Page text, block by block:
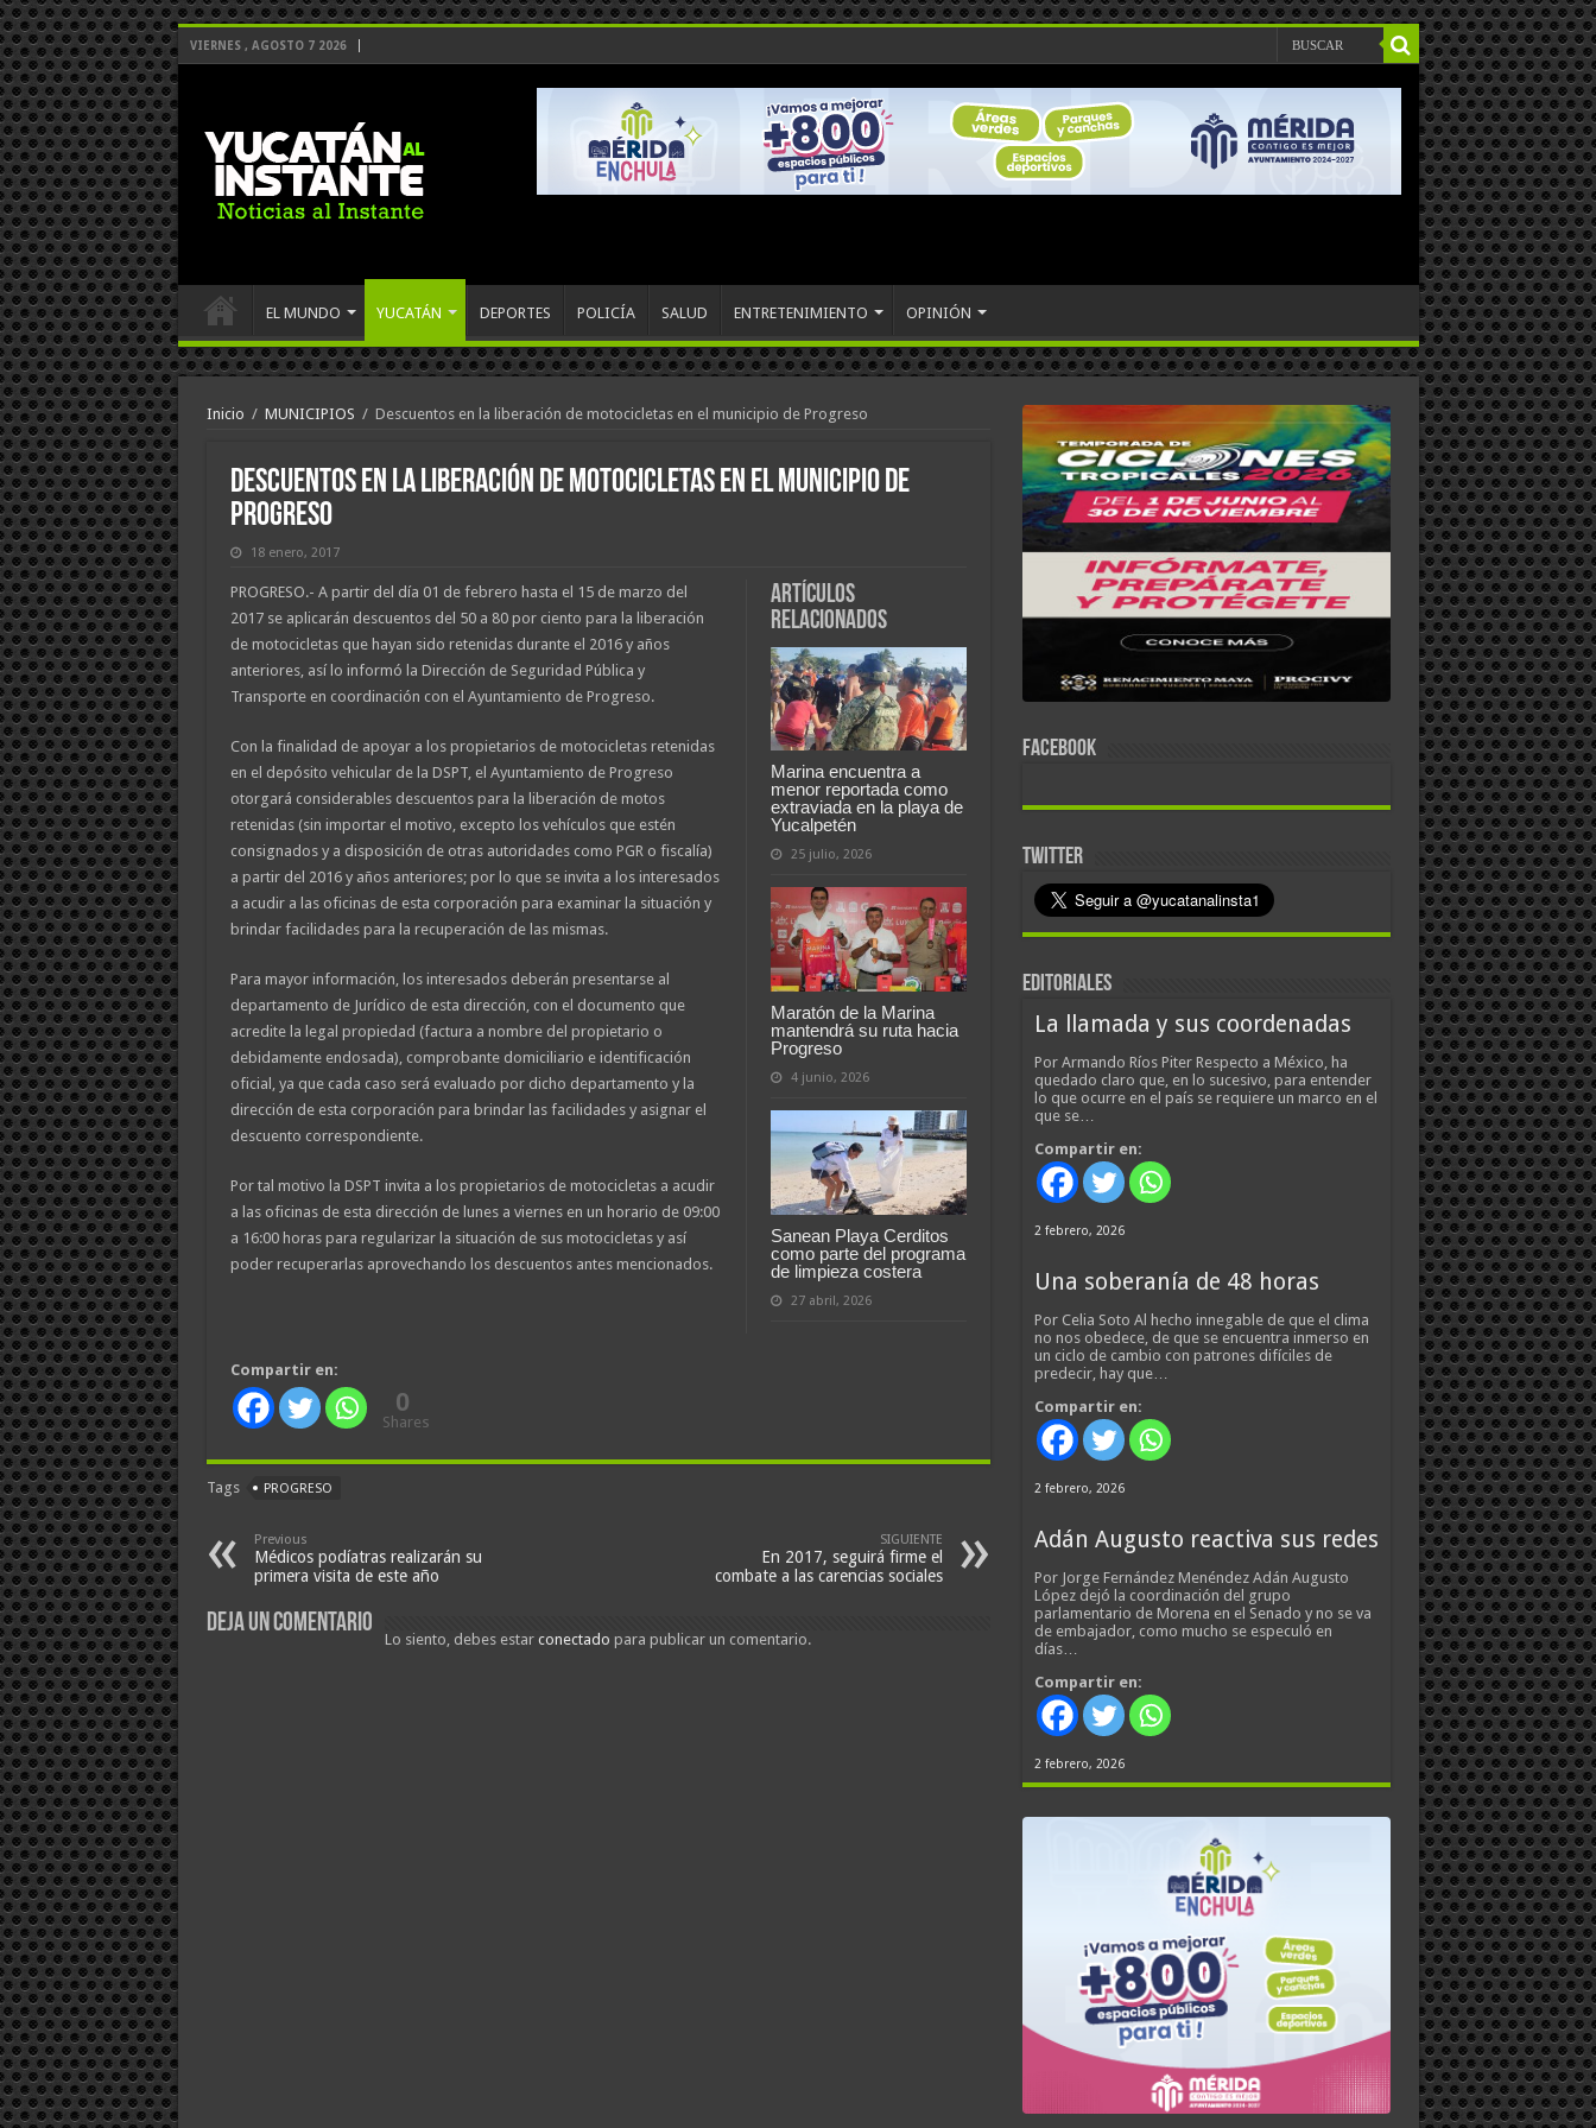
VIERNES , AGOSTO 7 2026
EL MUNDO YUCATÁN DEPORTES POLICÍA SALUD ENTRETENIMIENTO OPINIÓN
Inicio / MUNICIPIOS / Descuentos en la liberación de motocicletas en el municipio de Progreso
Descuentos en la liberación de motocicletas en el municipio de
Progreso
18 enero, 2017
Artículos
relacionados
Marina encuentra a
menor reportada como
extraviada en la playa de
Yucalpetén
25 julio, 2026
Maratón de la Marina
mantendrá su ruta hacia
Progreso
4 junio, 2026
Sanean Playa Cerditos
como parte del programa
de limpieza costera
27 abril, 2026
PROGRESO.- A partir del día 01 de febrero hasta el 15 de marzo del
2017 se aplicarán descuentos del 50 a 80 por ciento para la liberación
de motocicletas que hayan sido retenidas durante el 2016 y años
anteriores, así lo informó la Dirección de Seguridad Pública y
Transporte en coordinación con el Ayuntamiento de Progreso.
Con la finalidad de apoyar a los propietarios de motocicletas retenidas
en el depósito vehicular de la DSPT, el Ayuntamiento de Progreso
otorgará considerables descuentos para la liberación de motos
retenidas (sin importar el motivo, excepto los vehículos que estén
consignados y a disposición de otras autoridades como PGR o fiscalía)
a partir del 2016 y años anteriores; por lo que se invita a los interesados
a acudir a las oficinas de esta corporación para examinar la situación y
brindar facilidades para la recuperación de las mismas.
Para mayor información, los interesados deberán presentarse al
departamento de Jurídico de esta dirección, con el documento que
acredite la legal propiedad (factura a nombre del propietario o
debidamente endosada), comprobante domiciliario e identificación
oficial, ya que cada caso será evaluado por dicho departamento y la
dirección de esta corporación para brindar las facilidades y asignar el
descuento correspondiente.
Por tal motivo la DSPT invita a los propietarios de motocicletas a acudir
a las oficinas de esta dirección de lunes a viernes en un horario de 09:00
a 16:00 horas para regularizar la situación de sus motocicletas y así
poder recuperarlas aprovechando los descuentos antes mencionados.
Compartir en:
0
Shares
Tags PROGRESO
Previous
Médicos podíatras realizarán su
primera visita de este año
SIGUIENTE
En 2017, seguirá firme el
combate a las carencias sociales
Deja un comentario
Lo siento, debes estar conectado para publicar un comentario.
FACEBOOK
TWITTER
EDITORIALES
La llamada y sus coordenadas
Por Armando Ríos Piter Respecto a México, ha
quedado claro que, en lo sucesivo, para entender
lo que ocurre en el país se requiere un marco en el
que se…
Compartir en:
2 febrero, 2026
Una soberanía de 48 horas
Por Celia Soto Al hecho innegable de que el clima
no nos obedece, de que se encuentra inmerso en
un ciclo de cambio con patrones difíciles de
predecir, hay que…
Compartir en:
2 febrero, 2026
Adán Augusto reactiva sus redes
Por Jorge Fernández Menéndez Adán Augusto
López dejó la coordinación del grupo
parlamentario de Morena en el Senado y no se va
de embajador, como mucho se especuló en
días…
Compartir en:
2 febrero, 2026